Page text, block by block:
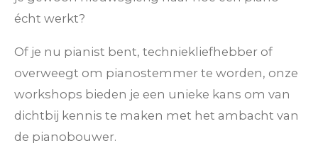
écht werkt?
Of je nu pianist bent, techniekliefhebber of
overweegt om pianostemmer te worden, onze
workshops bieden je een unieke kans om van
dichtbij kennis te maken met het ambacht van
de pianobouwer.